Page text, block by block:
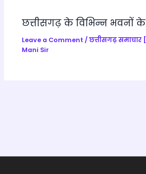
छत्तीसगढ़ के विभिन्न भवनों
Leave a Comment /छत्तीसगढ़ समाचार
Mani Sir